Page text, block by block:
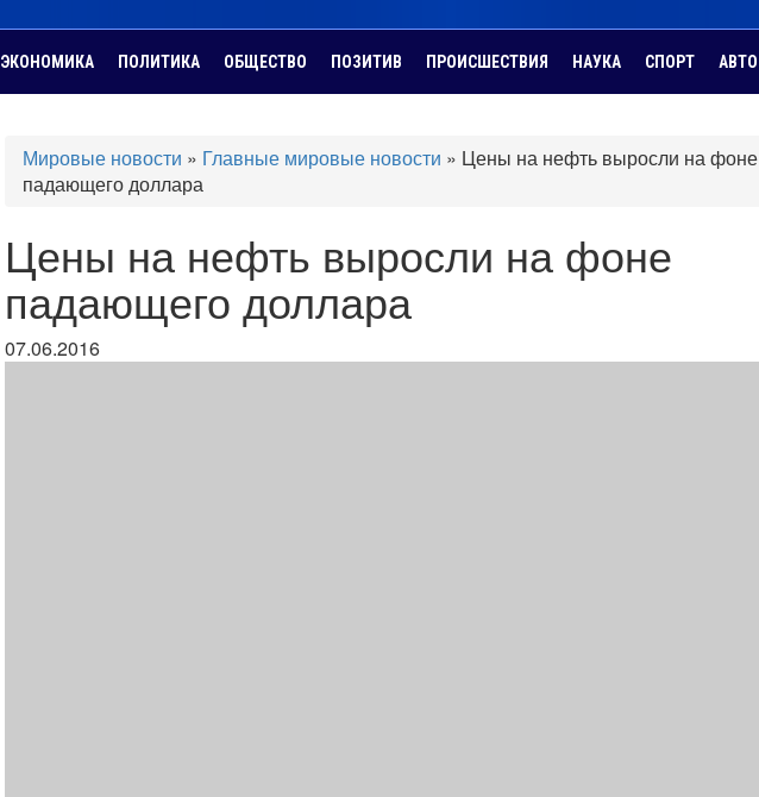
ЭКОНОМИКА ПОЛИТИКА ОБЩЕСТВО ПОЗИТИВ ПРОИСШЕСТВИЯ НАУКА СПОРТ АВТО
Мировые новости » Главные мировые новости » Цены на нефть выросли на фоне
падающего доллара
Цены на нефть выросли на фоне
падающего доллара
07.06.2016